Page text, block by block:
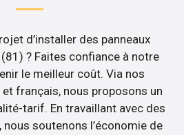
d’installer des panneaux
? Faites confiance à notre
le meilleur coût. Via nos
français, nous proposons un
tarif. En travaillant avec des
soutenons l’économie de